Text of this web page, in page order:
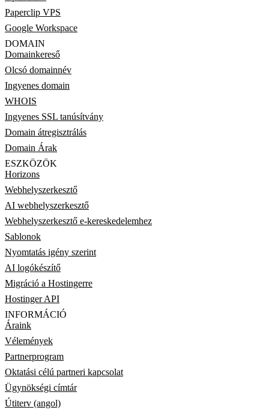
Paperclip VPS
Google Workspace
DOMAIN
Domainkereső
Olcsó domainnév
Ingyenes domain
WHOIS
Ingyenes SSL tanúsítvány
Domain átregisztrálás
Domain Árak
ESZKÖZÖK
Horizons
Webhelyszerkesztő
AI webhelyszerkesztő
Webhelyszerkesztő e-kereskedelemhez
Sablonok
Nyomtatás igény szerint
AI logókészítő
Migráció a Hostingerre
Hostinger API
INFORMÁCIÓ
Áraink
Vélemények
Partnerprogram
Oktatási célú partneri kapcsolat
Ügynökségi címtár
Útiterv (angol)